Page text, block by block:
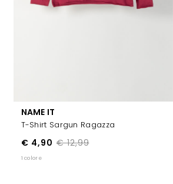
NAME IT
T-Shirt Sargun Ragazza
€ 12,99
€ 4,90
1 colore